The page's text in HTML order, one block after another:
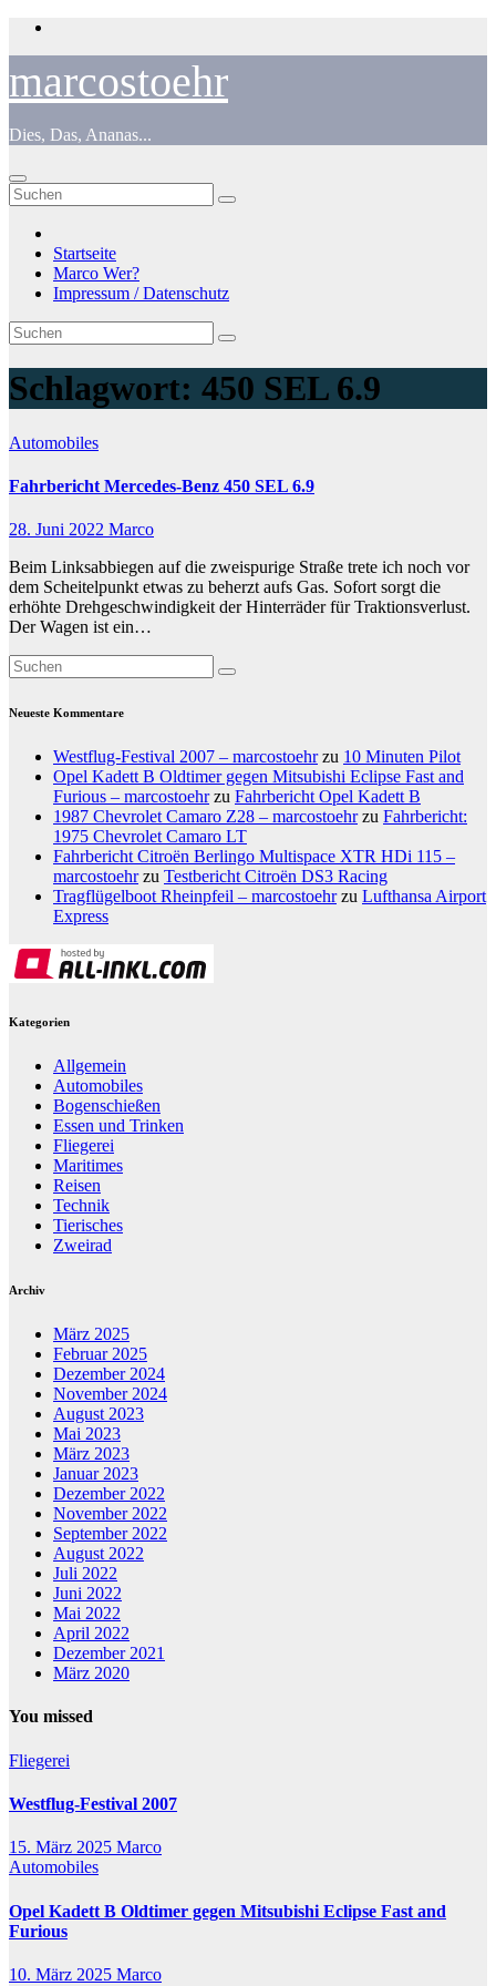
Zum
marcostoehr
Dies, Das, Ananas...
Startseite
Marco Wer?
Impressum / Datenschutz
Schlagwort: 450 SEL 6.9
Automobiles
Fahrbericht Mercedes-Benz 450 SEL 6.9
28. Juni 2022 Marco
Beim Linksabbiegen auf die zweispurige Straße trete ich noch vor
dem Scheitelpunkt etwas zu beherzt aufs Gas. Sofort sorgt die
erhöhte Drehgeschwindigkeit der Hinterräder für Traktionsverlust.
Der Wagen ist ein…
Neueste Kommentare
Westflug-Festival 2007 – marcostoehrzu 10 Minuten Pilot
Opel Kadett B Oldtimer gegen Mitsubishi Eclipse Fast and
Furious – marcostoehrzu Fahrbericht Opel Kadett B
1987 Chevrolet Camaro Z28 – marcostoehrzu Fahrbericht:
1975 Chevrolet Camaro LT
Fahrbericht Citroën Berlingo Multispace XTR HDi 115 –
marcostoehrzu Testbericht Citroën DS3 Racing
Tragflügelboot Rheinpfeil – marcostoehrzu Lufthansa Airport
Express
Kategorien
Allgemein
Automobiles
Bogenschießen
Essen und Trinken
Fliegerei
Maritimes
Reisen
Technik
Tierisches
Zweirad
Archiv
März 2025
Februar 2025
Dezember 2024
November 2024
August 2023
Mai 2023
März 2023
Januar 2023
Dezember 2022
November 2022
September 2022
August 2022
Juli 2022
Juni 2022
Mai 2022
April 2022
Dezember 2021
März 2020
You missed
Fliegerei
Westflug-Festival 2007
15. März 2025 Marco
Automobiles
Opel Kadett B Oldtimer gegen Mitsubishi Eclipse Fast and
Furious
10. März 2025 Marco